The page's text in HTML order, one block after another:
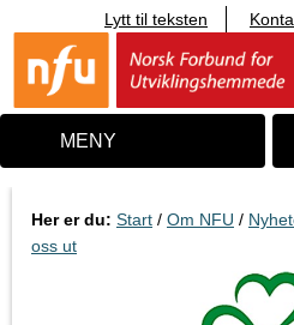
i
n
o
Lytt til teksten
MENY
Her er du: Start / Om NFU /
oss ut